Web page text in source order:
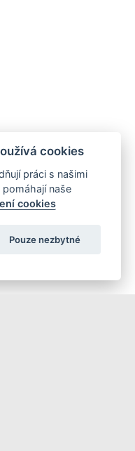
cookies
práci s našimi
naše
cookies
Pouze nezbytné